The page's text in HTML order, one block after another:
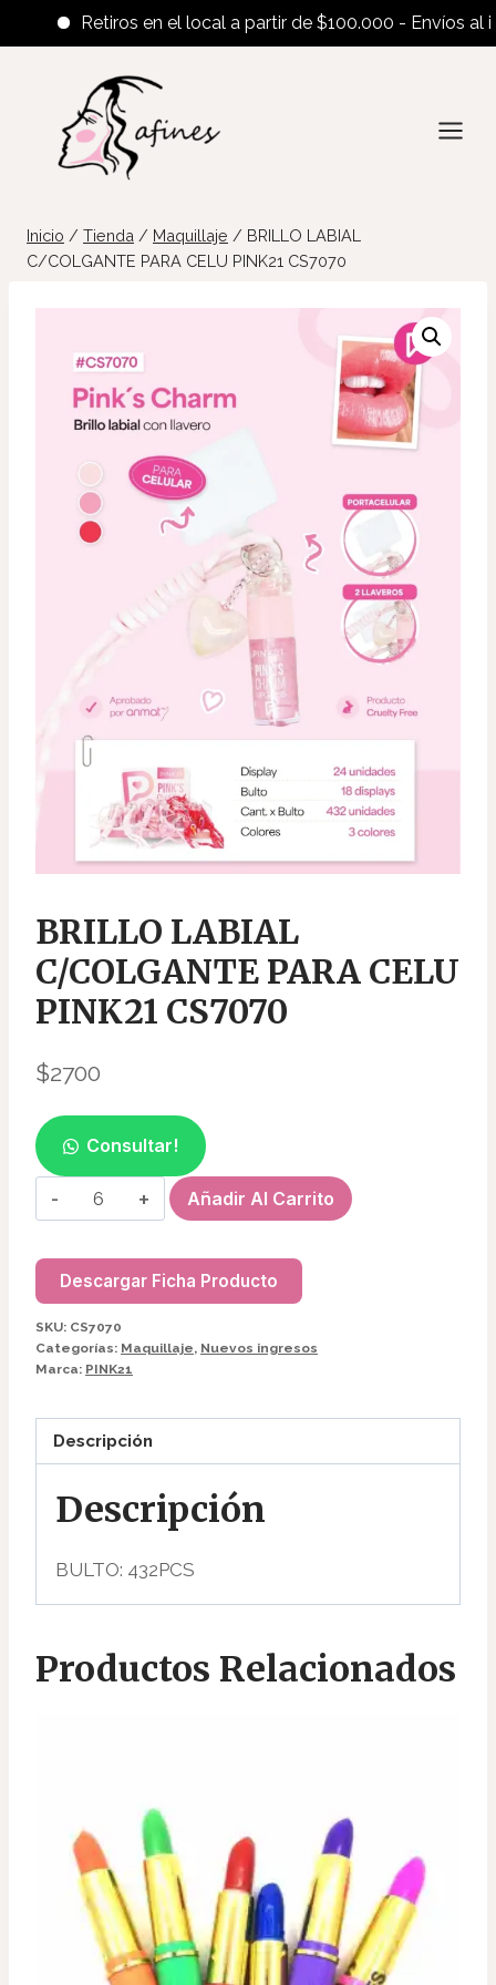
Retiros en el local a partir de $100.000 - Envíos al
contenido
Inicio / Tienda / Maquillaje / BRILLO LABIAL
C/COLGANTE PARA CELU PINK21 CS7070
BRILLO LABIAL
C/COLGANTE PARA CELU
PINK21 CS7070
$2700
Consultar!
BRILLO
LABIAL
PARA
CELU
PINK21
CS7070
Añadir Al Carrito
Descargar Ficha Producto
SKU: CS7070
Categorías: Maquillaje, Nuevos ingresos
Marca: PINK21
Descripción
Descripción
BULTO: 432PCS
Productos Relacionados